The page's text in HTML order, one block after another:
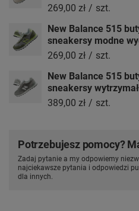
269,00 zł / szt.
New Balance 515
sneakersy modne
269,00 zł / szt.
New Balance 515
sneakersy
389,00 zł / szt.
Potrzebujesz pomocy?
Zadaj pytanie a my odpowiemy
najciekawsze pytania i odpowiedzi
dla innych.